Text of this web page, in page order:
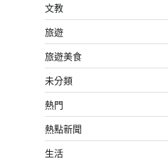
文教
旅遊
旅遊美食
未分類
熱門
熱點新聞
生活